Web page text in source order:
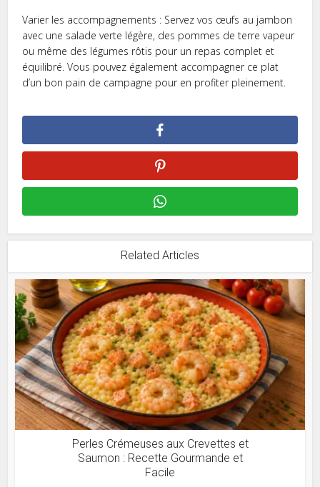
Varier les accompagnements : Servez vos œufs au jambon
avec une salade verte légère, des pommes de terre vapeur
ou même des légumes rôtis pour un repas complet et
équilibré. Vous pouvez également accompagner ce plat
d’un bon pain de campagne pour en profiter pleinement.
Related Articles
Perles Crémeuses aux Crevettes et
Saumon : Recette Gourmande et
Facile